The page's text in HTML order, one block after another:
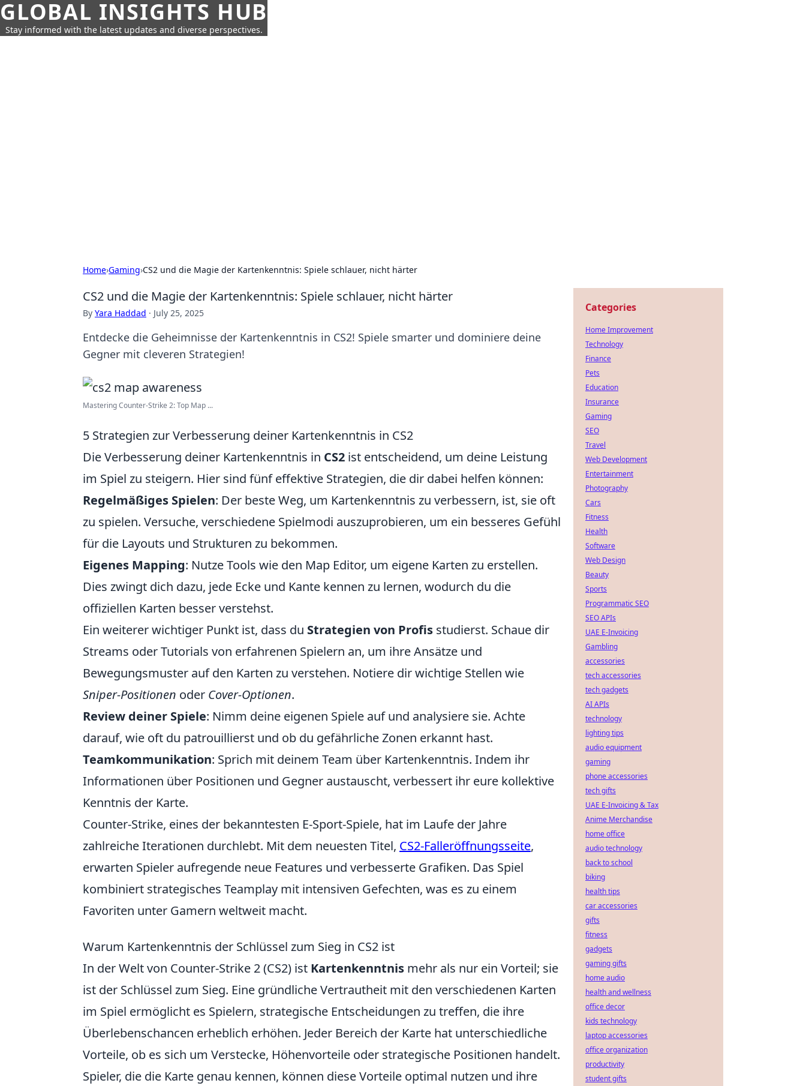
GLOBAL INSIGHTS HUB
Stay informed with the latest updates and diverse perspectives.
Home›Gaming›CS2 und die Magie der Kartenkenntnis: Spiele schlauer, nicht härter
CS2 und die Magie der Kartenkenntnis: Spiele schlauer, nicht härter
By Yara Haddad · July 25, 2025
Entdecke die Geheimnisse der Kartenkenntnis in CS2! Spiele smarter und dominiere deine
Gegner mit cleveren Strategien!
Mastering Counter-Strike 2: Top Map ...
5 Strategien zur Verbesserung deiner Kartenkenntnis in CS2
Die Verbesserung deiner Kartenkenntnis in CS2 ist entscheidend, um deine Leistung
im Spiel zu steigern. Hier sind fünf effektive Strategien, die dir dabei helfen können:
Regelmäßiges Spielen: Der beste Weg, um Kartenkenntnis zu verbessern, ist, sie oft
zu spielen. Versuche, verschiedene Spielmodi auszuprobieren, um ein besseres Gefühl
für die Layouts und Strukturen zu bekommen.
Eigenes Mapping: Nutze Tools wie den Map Editor, um eigene Karten zu erstellen.
Dies zwingt dich dazu, jede Ecke und Kante kennen zu lernen, wodurch du die
offiziellen Karten besser verstehst.
Ein weiterer wichtiger Punkt ist, dass du Strategien von Profis studierst. Schaue dir
Streams oder Tutorials von erfahrenen Spielern an, um ihre Ansätze und
Bewegungsmuster auf den Karten zu verstehen. Notiere dir wichtige Stellen wie
Sniper-Positionen oder Cover-Optionen.
Review deiner Spiele: Nimm deine eigenen Spiele auf und analysiere sie. Achte
darauf, wie oft du patrouillierst und ob du gefährliche Zonen erkannt hast.
Teamkommunikation: Sprich mit deinem Team über Kartenkenntnis. Indem ihr
Informationen über Positionen und Gegner austauscht, verbessert ihr eure kollektive
Kenntnis der Karte.
Counter-Strike, eines der bekanntesten E-Sport-Spiele, hat im Laufe der Jahre
zahlreiche Iterationen durchlebt. Mit dem neuesten Titel, CS2-Falleröffnungsseite,
erwarten Spieler aufregende neue Features und verbesserte Grafiken. Das Spiel
kombiniert strategisches Teamplay mit intensiven Gefechten, was es zu einem
Favoriten unter Gamern weltweit macht.
Warum Kartenkenntnis der Schlüssel zum Sieg in CS2 ist
In der Welt von Counter-Strike 2 (CS2) ist Kartenkenntnis mehr als nur ein Vorteil; sie
ist der Schlüssel zum Sieg. Eine gründliche Vertrautheit mit den verschiedenen Karten
im Spiel ermöglicht es Spielern, strategische Entscheidungen zu treffen, die ihre
Überlebenschancen erheblich erhöhen. Jeder Bereich der Karte hat unterschiedliche
Vorteile, ob es sich um Verstecke, Höhenvorteile oder strategische Positionen handelt.
Spieler, die die Karte genau kennen, können diese Vorteile optimal nutzen und ihre
Categories
Home Improvement
Technology
Finance
Pets
Education
Insurance
Gaming
SEO
Travel
Web Development
Entertainment
Photography
Cars
Fitness
Health
Software
Web Design
Beauty
Sports
Programmatic SEO
SEO APIs
UAE E-Invoicing
Gambling
accessories
tech accessories
tech gadgets
AI APIs
technology
lighting tips
audio equipment
gaming
phone accessories
tech gifts
UAE E-Invoicing & Tax
Anime Merchandise
home office
audio technology
back to school
biking
health tips
car accessories
gifts
fitness
gadgets
gaming gifts
home audio
health and wellness
office decor
kids technology
laptop accessories
office organization
productivity
student gifts